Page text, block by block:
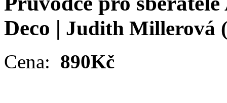
Deco | Judith Millerová
Cena: 890Kč